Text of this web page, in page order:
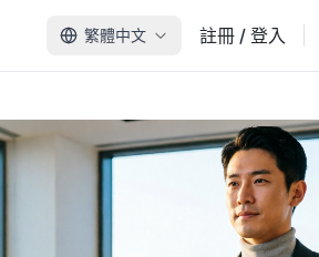
繁體中文 註冊 / 登入